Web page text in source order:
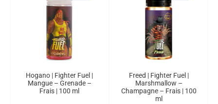
Hogano | Fighter Fuel |
Mangue – Grenade –
Frais | 100 ml
Freed | Fighter Fuel |
Marshmallow –
Champagne – Frais | 100
ml